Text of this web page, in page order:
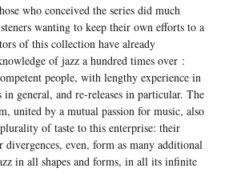
who conceived the series did much
wanting to keep their own efforts to a
of this collection have already
of jazz a hundred times over :
people, with lengthy experience in
general, and re-releases in particular. The
united by a mutual passion for music, also
of taste to this enterprise: their
even, form as many additional
in all shapes and forms, in all its infinite